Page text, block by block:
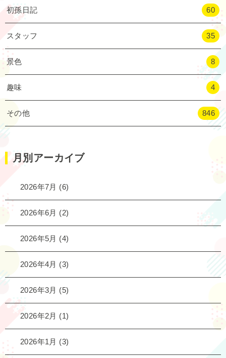
初孫日記 60
スタッフ 35
景色 8
趣味 4
その他 846
月別アーカイブ
2026年7月 (6)
2026年6月 (2)
2026年5月 (4)
2026年4月 (3)
2026年3月 (5)
2026年2月 (1)
2026年1月 (3)